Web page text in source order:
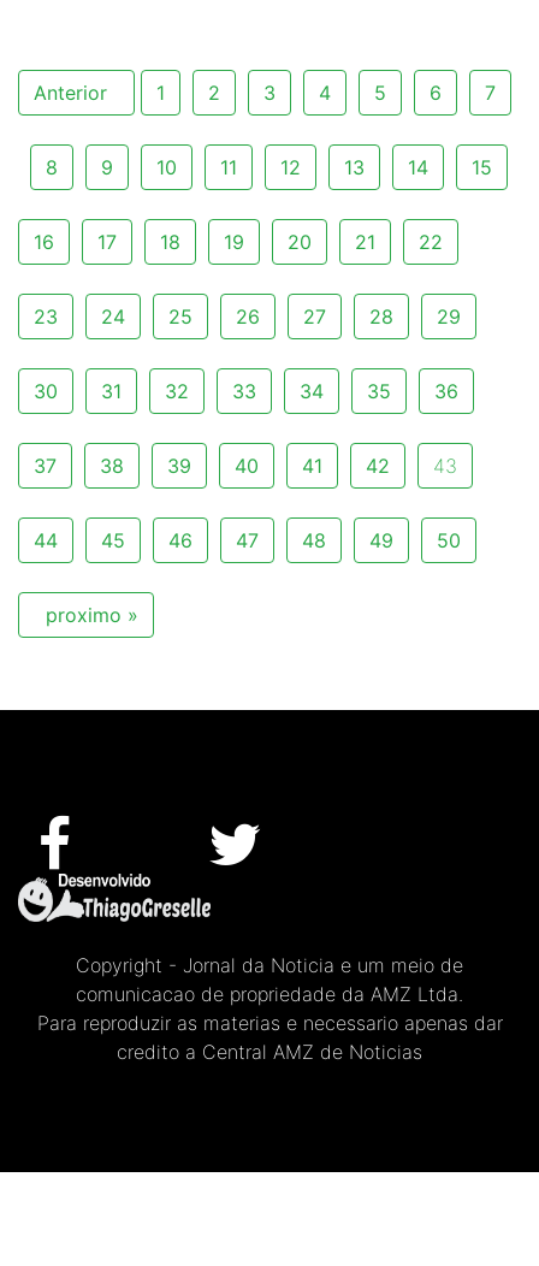
Anterior 1 2 3 4 5 6 7
8 9 10 11 12 13 14 15
16 17 18 19 20 21 22
23 24 25 26 27 28 29
30 31 32 33 34 35 36
37 38 39 40 41 42 43
44 45 46 47 48 49 50
proximo »
Copyright - Jornal da Noticia e um meio de
comunicacao de propriedade da AMZ Ltda.
Para reproduzir as materias e necessario apenas dar
credito a Central AMZ de Noticias